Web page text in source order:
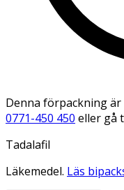
Denna förpackning
0771-450 450 eller gå
Tadalafil
Läkemedel. Läs